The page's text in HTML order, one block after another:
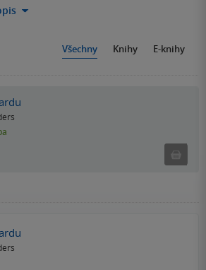
Všechny Knihy E-knihy